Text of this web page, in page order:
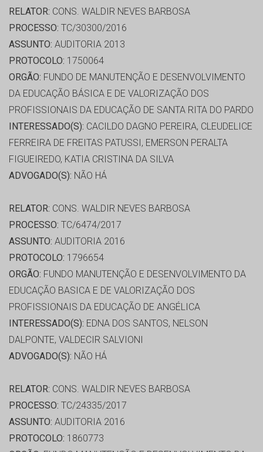
RELATOR: CONS. WALDIR NEVES BARBOSA
PROCESSO: TC/30300/2016
ASSUNTO: AUDITORIA 2013
PROTOCOLO: 1750064
ORGÃO: FUNDO DE MANUTENÇÃO E DESENVOLVIMENTO
DA EDUCAÇÃO BÁSICA E DE VALORIZAÇÃO DOS
PROFISSIONAIS DA EDUCAÇÃO DE SANTA RITA DO PARDO
INTERESSADO(S): CACILDO DAGNO PEREIRA, CLEUDELICE
FERREIRA DE FREITAS PATUSSI, EMERSON PERALTA
FIGUEIREDO, KATIA CRISTINA DA SILVA
ADVOGADO(S): NÃO HÁ
RELATOR: CONS. WALDIR NEVES BARBOSA
PROCESSO: TC/6474/2017
ASSUNTO: AUDITORIA 2016
PROTOCOLO: 1796654
ORGÃO: FUNDO MANUTENÇÃO E DESENVOLVIMENTO DA
EDUCAÇÃO BASICA E DE VALORIZAÇÃO DOS
PROFISSIONAIS DA EDUCAÇÃO DE ANGÉLICA
INTERESSADO(S): EDNA DOS SANTOS, NELSON
DALPONTE, VALDECIR SALVIONI
ADVOGADO(S): NÃO HÁ
RELATOR: CONS. WALDIR NEVES BARBOSA
PROCESSO: TC/24335/2017
ASSUNTO: AUDITORIA 2016
PROTOCOLO: 1860773